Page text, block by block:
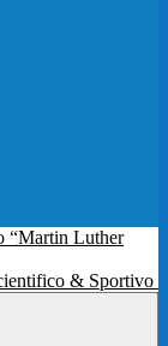
& Sportivo